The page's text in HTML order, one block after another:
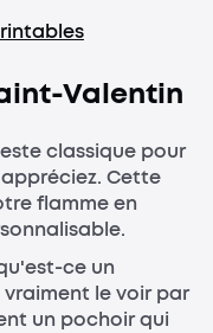
Valentin
classique pour
Cette
flamme en
ce un
le voir par
un pochoir qui